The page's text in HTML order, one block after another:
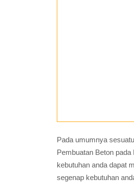
Pada umumnya
Pembuatan Beton
kebutuhan anda dapat
segenap kebutuhan